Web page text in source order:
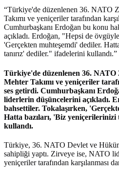
“Türkiye'de düzenlenen 36. NATO
Takımı ve yeniçeriler tarafından
Cumhurbaşkanı Erdoğan bu konu
açıkladı. Erdoğan, "Hepsi de
'Gerçekten muhteşemdi' dediler.
tanırız' dediler." ifadelerini kullandı.”
Türkiye'de düzenlenen 36.
Mehter Takımı ve yeniçeriler
ses getirdi. Cumhurbaşkanı
liderlerin düşüncelerini açıkladı.
bahsettiler. Tokalaşırken,
Hatta bazıları, 'Biz
kullandı.
Türkiye, 36. NATO Devlet ve
sahipliği yaptı. Zirveye ise, NATO
yeniçeriler tarafından karşılanması